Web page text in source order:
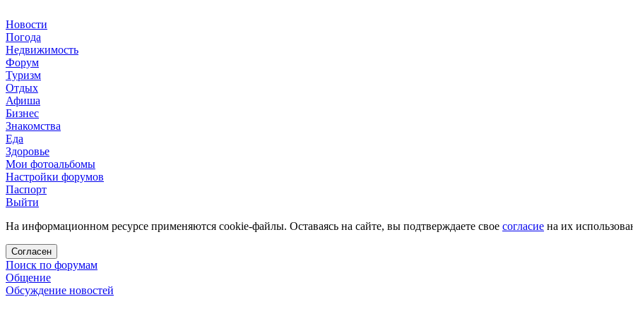
Новости
Погода
Недвижимость
Форум
Туризм
Отдых
Афиша
Бизнес
Знакомства
Еда
Здоровье
Мои фотоальбомы
Настройки форумов
Паспорт
Выйти
На информационном ресурсе применяются cookie-файлы. Оставаясь на сайте, вы подтверждаете свое согласие на их
Согласен
Поиск по форумам
Общение
Обсуждение новостей